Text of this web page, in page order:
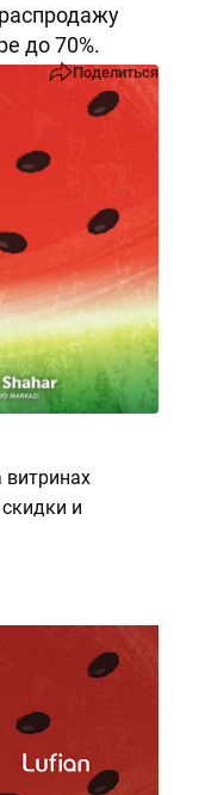
до 70%.
Поделиться
и